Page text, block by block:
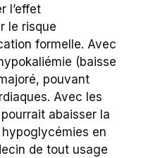
l’effet
le risque
formelle. Avec
(baisse
pouvant
Avec les
abaisser la
en
de tout usage